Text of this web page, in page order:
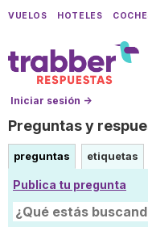
VUELOS HOTELES
Iniciar sesión →
Preguntas y
preguntas etiquetas
Publica tu pregunta